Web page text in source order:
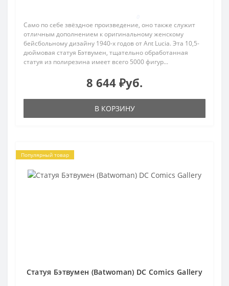
Само по себе звёздное произведение, оно также служит
отличным дополнением к оригинальному женскому
бейсбольному дизайну 1940-х годов от Ant Lucia. Эта 10,5-
дюймовая статуя Бэтвумен, тщательно обработанная
статуя из полирезина имеет всего 5000 фигур...
8 644 ₽уб.
В КОРЗИНУ
Популярный товар
Статуя Бэтвумен (Batwoman) DC Comics Gallery